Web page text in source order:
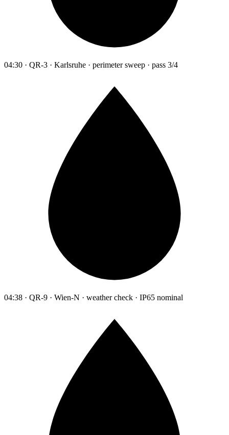
04:30 · QR-3 · Karlsruhe · perimeter sweep · pass 3/4
04:38 · QR-9 · Wien-N · weather check · IP65 nominal